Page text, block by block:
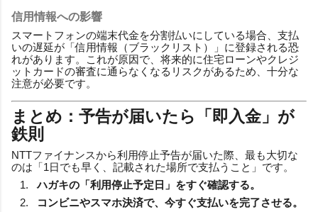
信用情報への影響
スマートフォンの端末代金を分割払いにしている場合、支払
いの遅延が「信用情報（ブラックリスト）」に登録される恐
れがあります。これが原因で、将来的に住宅ローンやクレジ
ットカードの審査に通らなくなるリスクがあるため、十分な
注意が必要です。
まとめ：予告が届いたら「即入金」が
鉄則
NTTファイナンスから利用停止予告が届いた際、最も大切な
のは「1日でも早く、記載された場所で支払うこと」です。
ハガキの「利用停止予定日」をすぐ確認する。
コンビニやスマホ決済で、今すぐ支払いを完了させる。